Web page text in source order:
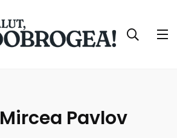
Mircea Pavlov